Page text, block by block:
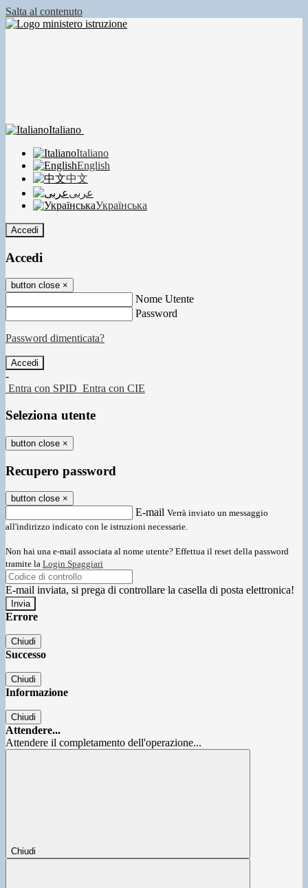
Salta al contenuto
Italiano
Italiano
English
中文
عربى
Українська
Accedi
Accedi
button close ×
Nome Utente
Password
Password dimenticata?
-
Entra con SPID Entra con CIE
Seleziona utente
button close ×
Recupero password
button close ×
E-mail Verrà inviato un messaggio
all'indirizzo indicato con le istruzioni necessarie.
Non hai una e-mail associata al nome utente? Effettua il reset della password
tramite la Login Spaggiari
E-mail inviata, si prega di controllare la casella di posta elettronica!
Errore
Chiudi
Successo
Chiudi
Informazione
Chiudi
Attendere...
Attendere il completamento dell'operazione...
Chiudi